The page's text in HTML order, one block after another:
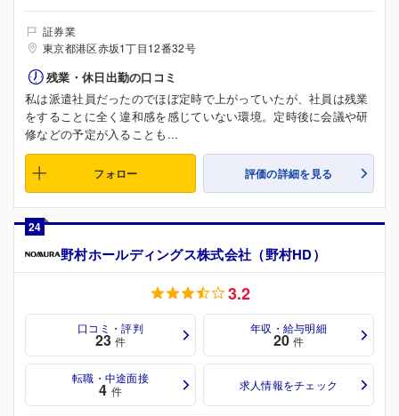
証券業
東京都港区赤坂1丁目12番32号
残業・休日出勤の口コミ
私は派遣社員だったのでほぼ定時で上がっていたが、社員は残業
をすることに全く違和感を感じていない環境。定時後に会議や研
修などの予定が入ることも...
フォロー 評価の詳細を見る
24
野村ホールディングス株式会社（野村HD）
3.2
口コミ・評判
23 件
年収・給与明細
20 件
転職・中途面接
4 件 求人情報をチェック